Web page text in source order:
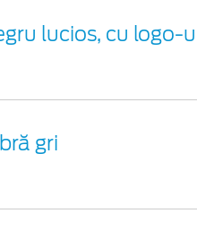
lucios, cu logo-
gri